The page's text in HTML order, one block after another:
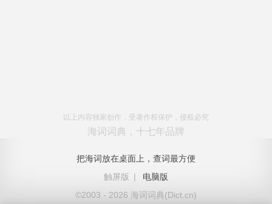
以上内容独家创作，受著作权保护，侵权必究
海词词典，十七年品牌
把海词放在桌面上，查词最方便
触屏版
|
电脑版
©2003 - 2026 海词词典(Dict.cn)